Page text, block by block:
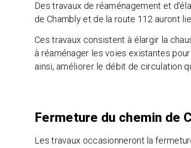
Des travaux de réaménagement et
de Chambly et de la route 112 auront
Ces travaux consistent à élargir la
à réaménager les voies existantes
ainsi, améliorer le débit de circulation
Fermeture du chemin de
Les travaux occasionneront la